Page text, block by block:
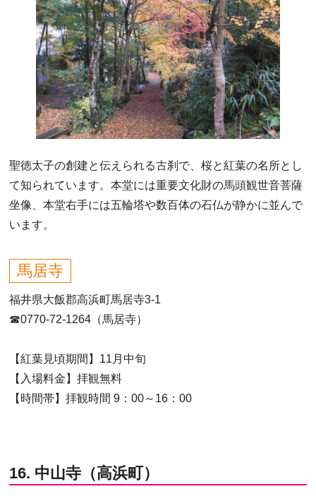
聖徳太子の創建と伝えられる古刹で、桜と紅葉の名所とし
て知られています。本堂には重要文化財の馬頭観世音菩薩
坐像、本堂右手には五輪塔や数百体の石仏が静かに並んで
います。
馬居寺
福井県大飯郡高浜町馬居寺3-1
☎0770-72-1264（馬居寺）
【紅葉見頃期間】11月中旬
【入場料金】拝観無料
【時間帯】拝観時間 9：00～16：00
16. 中山寺（高浜町）